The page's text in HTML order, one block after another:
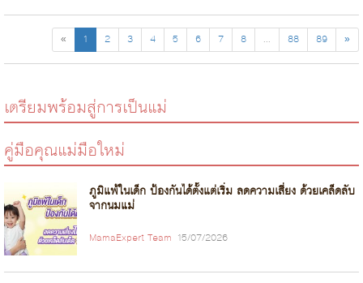
« 1 2 3 4 5 6 7 8 ... 88 89 »
เตรียมพร้อมสู่การเป็นแม่
คู่มือคุณแม่มือใหม่
ภูมิแพ้ในเด็ก ป้องกันได้ตั้งแต่เริ่ม ลดความเสี่ยง ด้วยเคล็ดลับ
จากนมแม่
MamaExpert Team 15/07/2026